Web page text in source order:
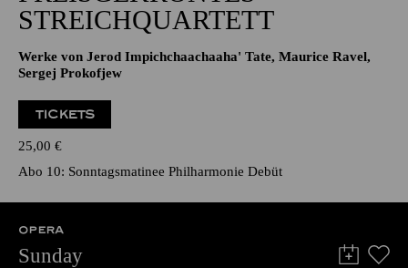
STREICHQUARTETT
Werke von Jerod Impichchaachaaha' Tate, Maurice Ravel,
Sergej Prokofjew
TICKETS
25,00 €
Abo 10: Sonntagsmatinee Philharmonie Debüt
OPERA
Sunday